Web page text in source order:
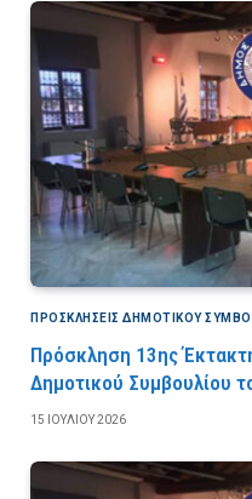
ΠΡΟΣΚΛΉΣΕΙΣ ΔΗΜΟΤΙΚΟΎ
Πρόσκληση 13ης
Δημοτικού Συμβουλίου
15 ΙΟΥΛΊΟΥ 2026